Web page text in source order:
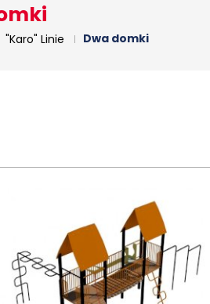
"Karo" Linie Dwa domki